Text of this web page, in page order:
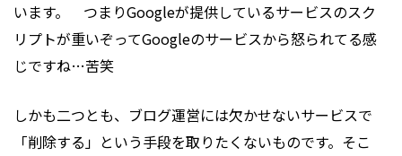
います。 つまりGoogleが提供しているサービスのスク
リプトが重いぞってGoogleのサービスから怒られてる感
じですね…苦笑
しかも二つとも、ブログ運営には欠かせないサービスで
「削除する」という手段を取りたくないものです。そこ